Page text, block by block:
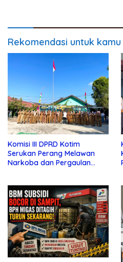
Rekomendasi untuk kamu
Komisi III DPRD Kotim
Serukan Perang Melawan
Narkoba dan Pergaulan